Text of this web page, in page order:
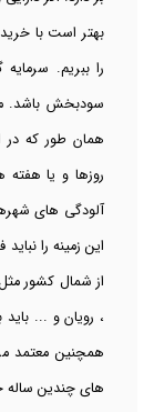
بهتر است با
را ببریم.
سودبخش باشد.
همان طور که در
روزها و یا
آلودگی های
این زمینه را
از شمال کشور
، رویان و ...
همچنین معتمد
های چندین ساله